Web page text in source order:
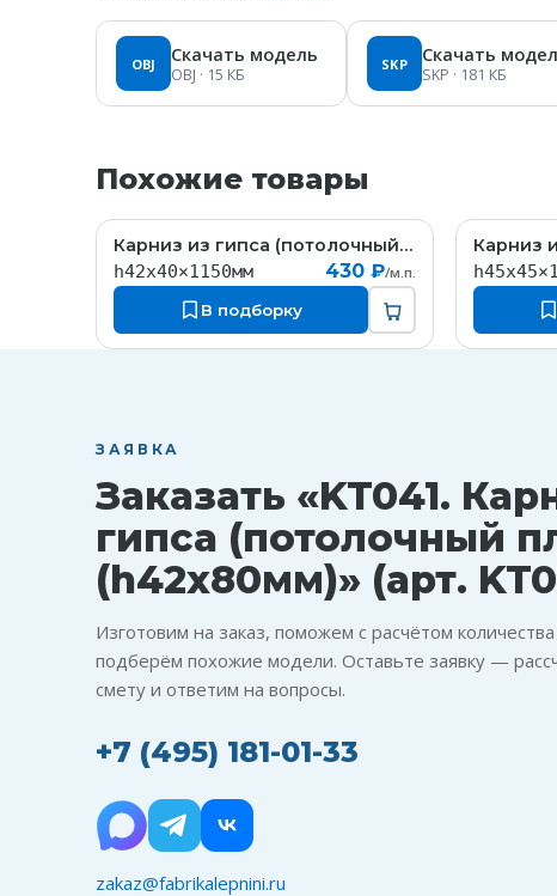
OBJ Скачать модель
OBJ · 15 КБ
SKP Скачать
SKP · 181 КБ
Похожие товары
КT185Карниз из гипса (потолочный плинтус) (h42x40мм)
h42x40×1150мм
430 ₽/м.п.
В подборку
ЗАЯВКА
Заказать «KT041.
гипса (потолочный
(h42x80мм)» (арт.
Изготовим на заказ, поможем с расчётом
подберём похожие модели. Оставьте заявку —
смету и ответим на вопросы.
+7 (495) 181-01-33
zakaz@fabrikalepnini.ru